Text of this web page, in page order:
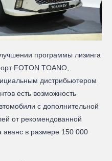
программы лизинга
FOTON TOANO,
дистрибьютером
есть возможность
с дополнительной
от рекомендованной
аванс в размере 150 000